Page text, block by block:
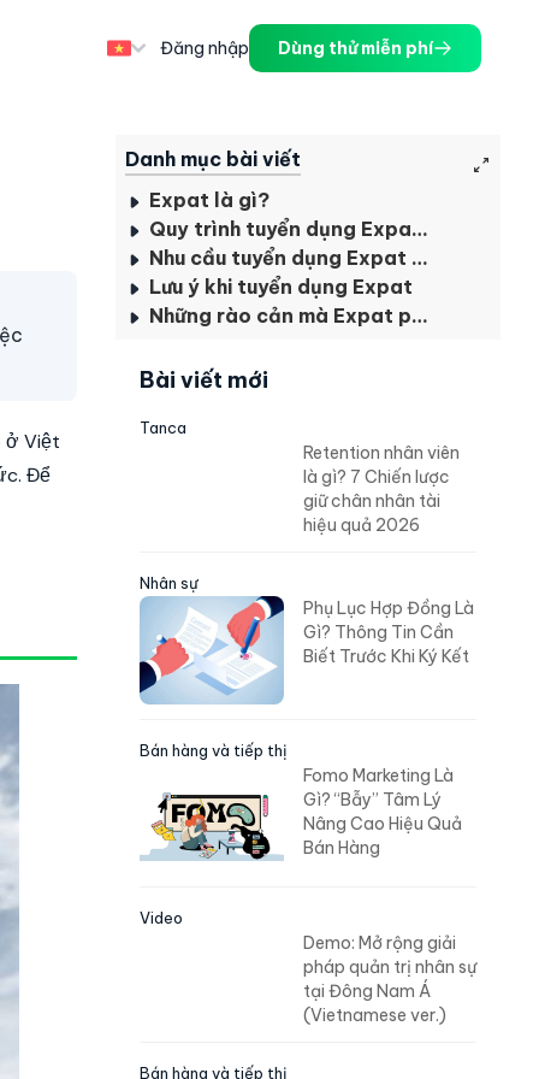
Đăng nhập Dùng thử miễn phí
ở Việt
Để
Danh mục bài viết
Expat là gì?
Quy trình tuyển dụng Expat hiệu quả
Nhu cầu tuyển dụng Expat của các ngành nghề
Lưu ý khi tuyển dụng Expat
Những rào cản mà Expat phải đối mặt
Bài viết mới
Tanca
Retention nhân viên
là gì? 7 Chiến lược
giữ chân nhân tài
hiệu quả 2026
Nhân sự
Phụ Lục Hợp Đồng Là
Gì? Thông Tin Cần
Biết Trước Khi Ký Kết
Bán hàng và tiếp thị
Fomo Marketing Là
Gì? “Bẫy” Tâm Lý
Nâng Cao Hiệu Quả
Bán Hàng
Video
Demo: Mở rộng giải
pháp quản trị nhân sự
tại Đông Nam Á
(Vietnamese ver.)
Bán hàng và tiếp thị